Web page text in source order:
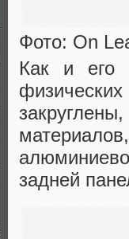
Фото: On
Как и его
задней